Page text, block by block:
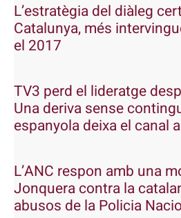
L’estratègia del diàleg
Catalunya, més
el 2017
TV3 perd el lideratge
Una deriva sense
espanyola deixa el canal
L’ANC respon amb una
Jonquera contra la
abusos de la Policia